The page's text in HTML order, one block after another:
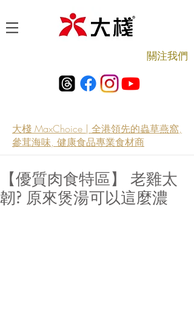
​關注我們
大棧 MaxChoice | 全港領先的蟲草燕窩,
參茸海味, 健康食品專業食材商
【優質肉食特區】 老雞太
韌? 原來煲湯可以這麼濃